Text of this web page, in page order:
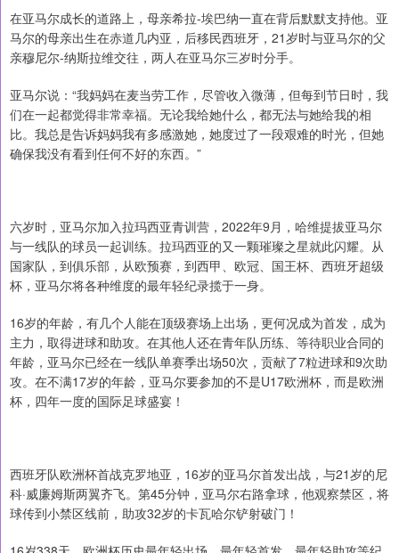
在亚马尔成长的道路上，母亲希拉-埃巴纳一直在背后默默支持他。亚
马尔的母亲出生在赤道几内亚，后移民西班牙，21岁时与亚马尔的父
亲穆尼尔-纳斯拉维交往，两人在亚马尔三岁时分手。
亚马尔说：“我妈妈在麦当劳工作，尽管收入微薄，但每到节日时，我
们在一起都觉得非常幸福。无论我给她什么，都无法与她给我的相
比。我总是告诉妈妈我有多感激她，她度过了一段艰难的时光，但她
确保我没有看到任何不好的东西。”
六岁时，亚马尔加入拉玛西亚青训营，2022年9月，哈维提拔亚马尔
与一线队的球员一起训练。拉玛西亚的又一颗璀璨之星就此闪耀。从
国家队，到俱乐部，从欧预赛，到西甲、欧冠、国王杯、西班牙超级
杯，亚马尔将各种维度的最年轻纪录揽于一身。
16岁的年龄，有几个人能在顶级赛场上出场，更何况成为首发，成为
主力，取得进球和助攻。在其他人还在青年队历练、等待职业合同的
年龄，亚马尔已经在一线队单赛季出场50次，贡献了7粒进球和9次助
攻。在不满17岁的年龄，亚马尔要参加的不是U17欧洲杯，而是欧洲
杯，四年一度的国际足球盛宴！
西班牙队欧洲杯首战克罗地亚，16岁的亚马尔首发出战，与21岁的尼
科·威廉姆斯两翼齐飞。第45分钟，亚马尔右路拿球，他观察禁区，将
球传到小禁区线前，助攻32岁的卡瓦哈尔铲射破门！